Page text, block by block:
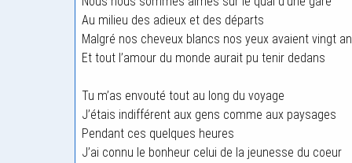
Au milieu des adieux et des départs
Malgré nos cheveux blancs nos yeux avaient vingt
Et tout l’amour du monde aurait pu tenir dedans
Tu m’as envouté tout au long du voyage
J’étais indifférent aux gens comme aux paysages
Pendant ces quelques heures
J’ai connu le bonheur celui de la jeunesse du coeur